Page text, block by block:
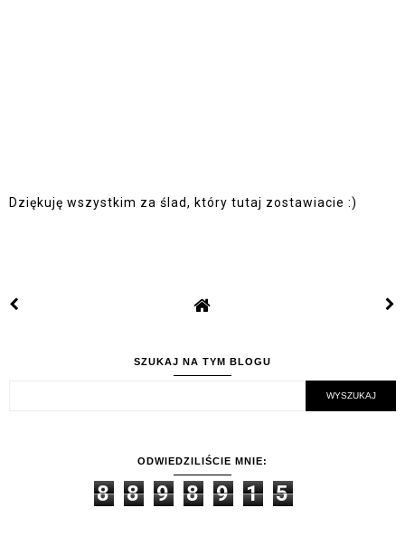
Dziękuję wszystkim za ślad, który tutaj zostawiacie :)
SZUKAJ NA TYM BLOGU
ODWIEDZILIŚCIE MNIE:
8 8 9 8 9 1 5